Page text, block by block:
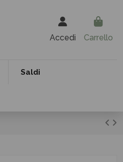
Accedi Carrello
Saldi